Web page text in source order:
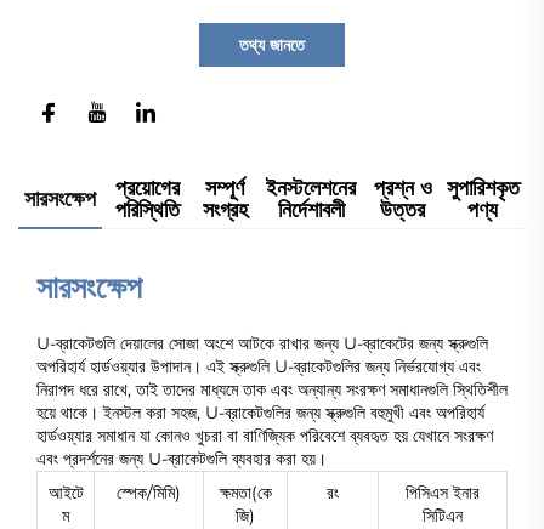
তথ্য জানতে
সারসংক্ষেপ
প্রয়োগের
পরিস্থিতি
সম্পূর্ণ
সংগ্রহ
ইনস্টলেশনের
নির্দেশাবলী
প্রশ্ন ও
উত্তর
সুপারিশকৃত
পণ্য
সারসংক্ষেপ
U-ব্রাকেটগুলি দেয়ালের সোজা অংশে আটকে রাখার জন্য U-ব্রাকেটের জন্য স্ক্রুগুলি
অপরিহার্য হার্ডওয়্যার উপাদান। এই স্ক্রুগুলি U-ব্রাকেটগুলির জন্য নির্ভরযোগ্য এবং
নিরাপদ ধরে রাখে, তাই তাদের মাধ্যমে তাক এবং অন্যান্য সংরক্ষণ সমাধানগুলি স্থিতিশীল
হয়ে থাকে। ইনস্টল করা সহজ, U-ব্রাকেটগুলির জন্য স্ক্রুগুলি বহুমুখী এবং অপরিহার্য
হার্ডওয়্যার সমাধান যা কোনও খুচরা বা বাণিজ্যিক পরিবেশে ব্যবহৃত হয় যেখানে সংরক্ষণ
এবং প্রদর্শনের জন্য U-ব্রাকেটগুলি ব্যবহার করা হয়।
আইটে
ম
স্পেক/মিমি)
ক্ষমতা(কে
জি)
রং
পিসিএস ইনার
সিটিএন